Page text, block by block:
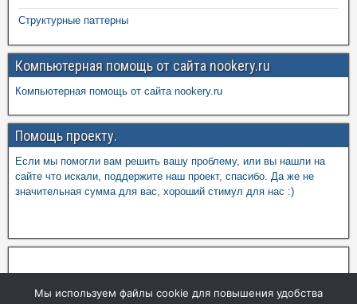
Структурные паттерны
Компьютерная помощь от сайта nookery.ru
Компьютерная помощь от сайта nookery.ru
Помощь проекту.
Если мы помогли вам решить вашу проблему, или вы нашли на
сайте что искали, поддержите наш проект, спасибо. Да же не
значительная сумма для вас, хороший стимул для нас :)
Мы используем файлы cookie для повышения удобства